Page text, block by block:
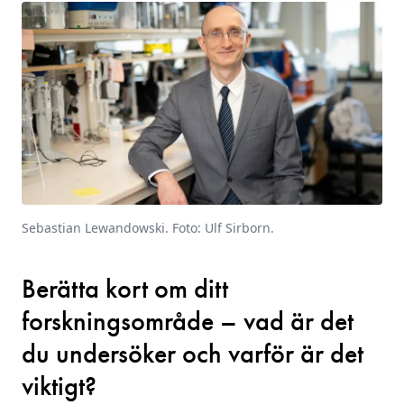
Sebastian Lewandowski. Foto: Ulf Sirborn.
Berätta kort om ditt
forskningsområde – vad är det
du undersöker och varför är det
viktigt?